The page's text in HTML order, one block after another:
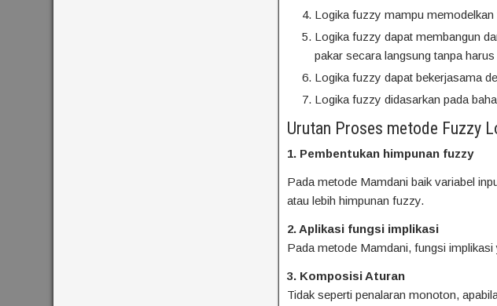
Logika fuzzy mampu
Logika fuzzy dapat membangun
pakar secara langsung tanpa
Logika fuzzy dapat bekerjasama
Logika fuzzy didasarkan pada
Urutan Proses metode Fuzzy
1. Pembentukan himpunan fuzzy
Pada metode Mamdani baik variabel
atau lebih himpunan fuzzy.
2. Aplikasi fungsi implikasi
Pada metode Mamdani, fungsi implikasi
3. Komposisi Aturan
Tidak seperti penalaran monoton,